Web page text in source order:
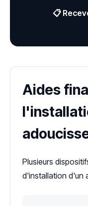
📋
Aides
Plusieurs
d'installation d'un